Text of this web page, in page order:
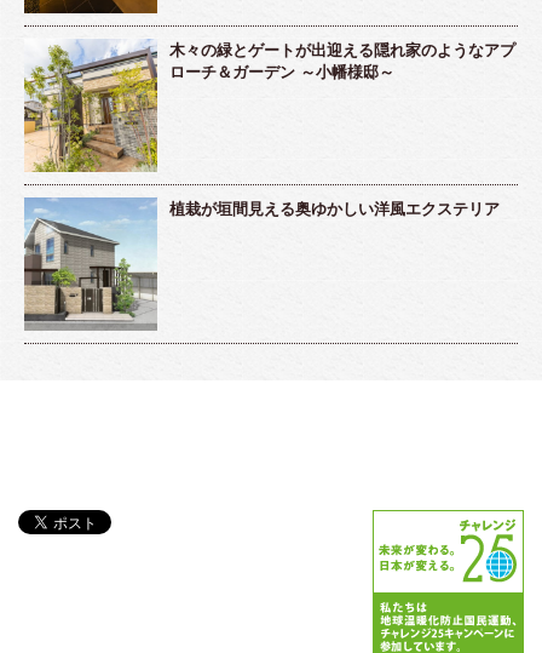
木々の緑とゲートが出迎える隠れ家のようなアプ
ローチ＆ガーデン ～小幡様邸～
植栽が垣間見える奥ゆかしい洋風エクステリア